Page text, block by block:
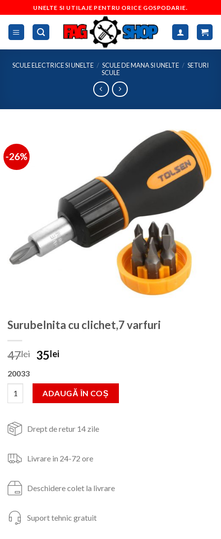
to
content
UNELTE SI UTILAJE PENTRU ORICE GOSPODARIE.
SCULE ELECTRICE SI UNELTE / SCULE DE MANA SI UNELTE / SETURI
SCULE
-26%
Surubelnita cu clichet,7 varfuri
47lei Prețul
fost:
47lei.
35leiPrețul
35lei.
20033
Cantitate Surubelnita cu clichet,7 varfuri
ADAUGĂ ÎN COȘ
Drept de retur 14 zile
Livrare in 24-72 ore
Deschidere colet la livrare
Suport tehnic gratuit